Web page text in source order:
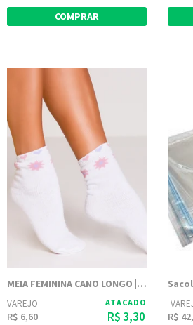
COMPRAR
MEIA FEMININA CANO LONGO | FEM WS
VAREJO
R$ 6,60
ATACADO
R$ 3,30 R$